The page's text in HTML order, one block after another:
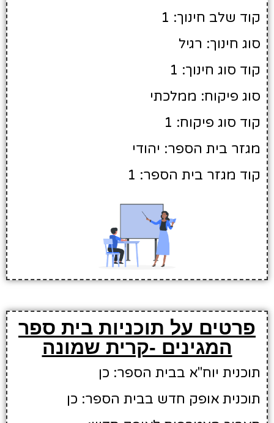
קוד שלב חינוך: 1
סוג חינוך: רגיל
קוד סוג חינוך: 1
סוג פיקוח: ממלכתי
קוד סוג פיקוח: 1
מגזר בית הספר: יהודי
קוד מגזר בית הספר: 1
פרטים על תוכניות בית ספר
המגינים -קרית שמונה
תוכנית יוח"א בבית הספר: כן
תוכנית אופק חדש בבית הספר: כן